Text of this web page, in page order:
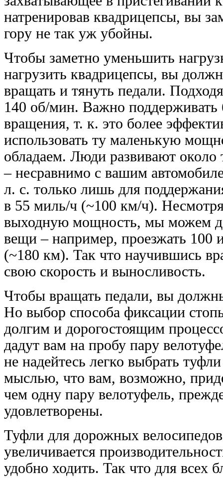
натренировав квадрицепсы, вы
гору не так уж убойны.
Чтобы заметно уменьшить
нагрузить квадрицепсы, вы
вращать и тянуть педали.
140 об/мин. Важно
вращения, т. к. это более
использовать ту маленькую
обладаем. Люди развивают
– несравнимо с вашим
л. с. только лишь для
в 55 миль/ч (~100 км/ч).
выходную мощность, мы можем
вещи – например, проезжать 100
(~180 км). Так что научившись
свою скорость и выносливость.
Чтобы вращать педали, вы
Но выбор способа фиксации
долгим и дорогостоящим
дадут вам на пробу пару
не надейтесь легко выбрать
мыслью, что вам, возможно,
чем одну пару велотуфель,
удовлетворены.
Туфли для дорожных
увеличивается
удобно ходить. Так что для всех